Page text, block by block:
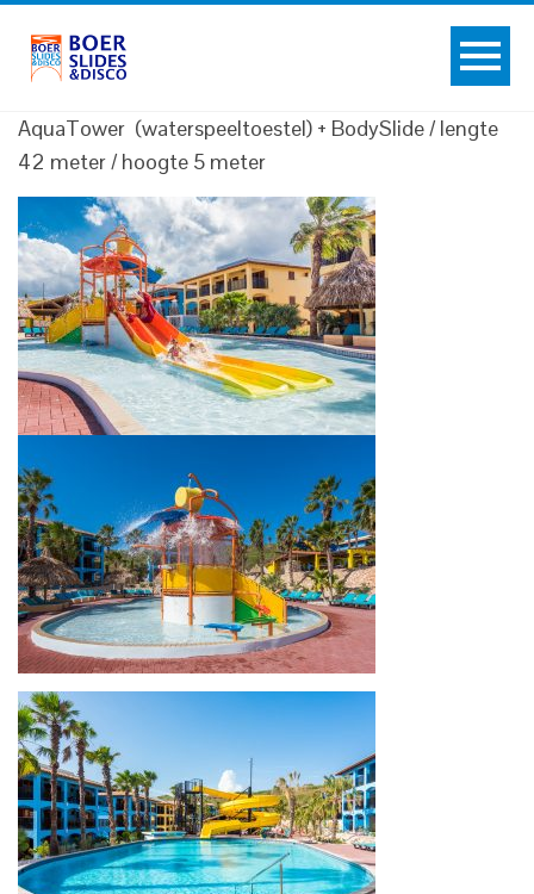
AquaTower (waterspeeltoestel) + BodySlide / lengte
42 meter / hoogte 5 meter